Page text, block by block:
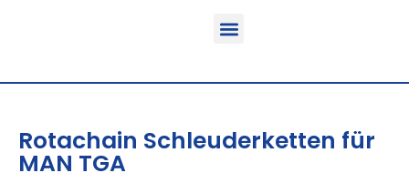
Rotachain Schleuderketten für
MAN TGA